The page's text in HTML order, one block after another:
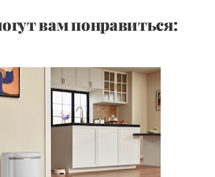
вам понравиться: